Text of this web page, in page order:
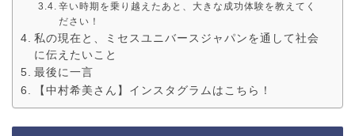
辛い時期を乗り越えたあと、大きな成功体験を教えてく
ださい！
私の現在と、ミセスユニバースジャパンを通して社会
に伝えたいこと
最後に一言
【中村希美さん】インスタグラムはこちら！